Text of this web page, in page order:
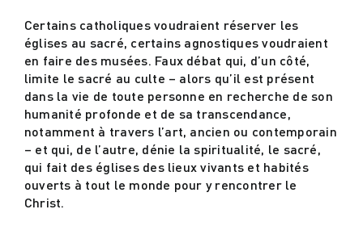
Certains catholiques voudraient réserver les
églises au sacré, certains agnostiques voudraient
en faire des musées. Faux débat qui, d’un côté,
limite le sacré au culte – alors qu’il est présent
dans la vie de toute personne en recherche de son
humanité profonde et de sa transcendance,
notamment à travers l’art, ancien ou contemporain
– et qui, de l’autre, dénie la spiritualité, le sacré,
qui fait des églises des lieux vivants et habités
ouverts à tout le monde pour y rencontrer le
Christ.